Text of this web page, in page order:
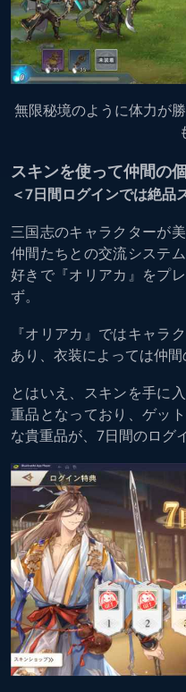
無限秘境のように体力が
スキンを使って仲間の
＜7日間ログインでは絶品
三国志のキャラクターが
仲間たちとの交流システ
好きで『オリアカ』をプ
ず。
『オリアカ』ではキャラ
あり、衣装によっては仲間
とはいえ、スキンを手に
重品となっており、ゲッ
な貴重品が、7日間のログ